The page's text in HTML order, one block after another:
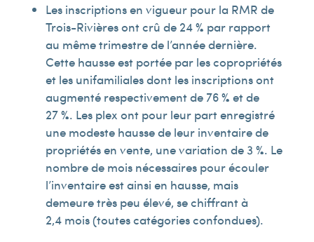
Les inscriptions en vigueur pour la RMR de
Trois-Rivières ont crû de 24 % par rapport
au même trimestre de l’année dernière.
Cette hausse est portée par les copropriétés
et les unifamiliales dont les inscriptions ont
augmenté respectivement de 76 % et de
27 %. Les plex ont pour leur part enregistré
une modeste hausse de leur inventaire de
propriétés en vente, une variation de 3 %. Le
nombre de mois nécessaires pour écouler
l’inventaire est ainsi en hausse, mais
demeure très peu élevé, se chiffrant à
2,4 mois (toutes catégories confondues).